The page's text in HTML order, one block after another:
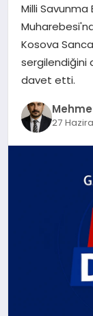
MAGAZIN
SAĞLIK
EĞITIM
Milli Savunma
Kosova
sergilendiğini
davet etti.
27